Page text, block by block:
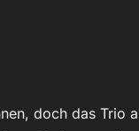
doch das Trio